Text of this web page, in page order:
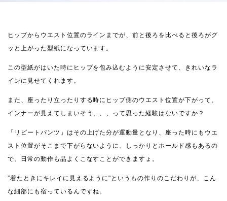
ヒップからウエスト位置のラインまでが、前と後ろを比べると後ろがグ
ッと上がった型紙になっています。
この型紙がはいた時にヒップを包み込むように安定させて、きれいなラ
インに見せてくれます。
また、座ったり立ったりする時にヒップ側のウエスト位置が下がって、
インナーが見えてしまいそう、、、って思った経験はないですか？
「リピートパンツ」はその上げた分が運動量となり、座った時にもウエ
スト位置がそこまで下がらないように、しっかりとホールド感もあるの
で、日常の動作も品よくこなすことができますょ。
”着たときにキレイに見えるように"というもの作りのこだわりが、こん
な細部にも宿っているんですね。